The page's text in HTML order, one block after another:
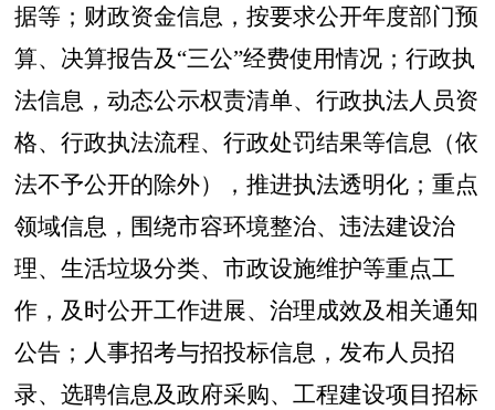
据等 ； 财政资金信息 ， 按要求公开年度部门预
算、决算报告及 “三公”经费使用情况； 行政执
法信息 ， 动态公示权责清单、行政执法人员资
格、行政执法流程、行政处罚结果等信息（依
法不予公开的除外），推进执法透明化； 重点
领域信息 ， 围绕市容环境整治、违法建设治
理、生活垃圾分类、市政设施维护等重点工
作，及时公开工作进展、治理成效及相关通知
公告； 人事招考与招投标信息 ， 发布人员招
录、选聘信息及政府采购、工程建设项目招标